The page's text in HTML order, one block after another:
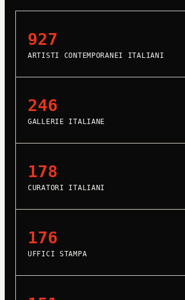
927
ARTISTI CONTEMPORANEI ITALIANI
246
GALLERIE ITALIANE
178
CURATORI ITALIANI
176
UFFICI STAMPA